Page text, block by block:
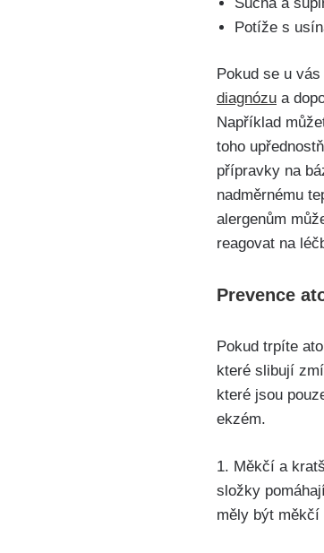
Potíže ​s
Pokud ⁢se u
diagnózu a
Například
toho
přípravky na
‍nadměrnému
alergenům
reagovat na
Prevence
Pokud trpíte
⁣které ‍slibují
které jsou⁢
ekzém.
1. ⁣Měkčí ‌a
složky
‌měly ⁣být